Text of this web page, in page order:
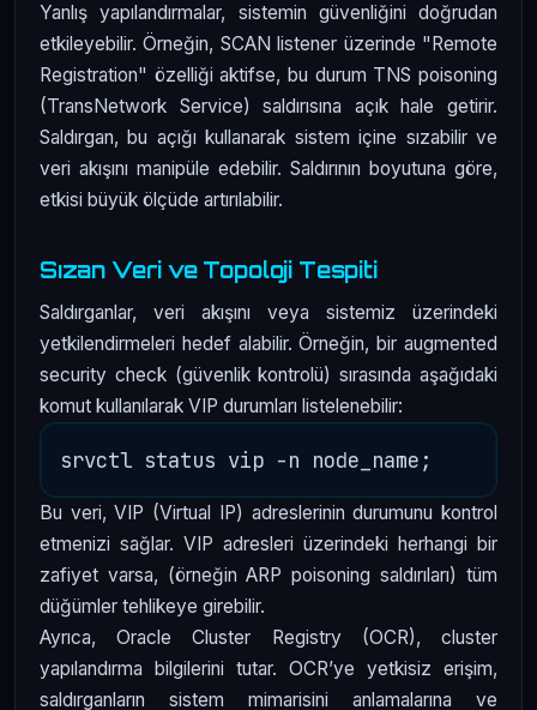
Yanlış yapılandırmalar, sistemin güvenliğini doğrudan
etkileyebilir. Örneğin, SCAN listener üzerinde "Remote
Registration" özelliği aktifse, bu durum TNS poisoning
(TransNetwork Service) saldırısına açık hale getirir.
Saldırgan, bu açığı kullanarak sistem içine sızabilir ve
veri akışını manipüle edebilir. Saldırının boyutuna göre,
etkisi büyük ölçüde artırılabilir.
Sızan Veri ve Topoloji Tespiti
Saldırganlar, veri akışını veya sistemiz üzerindeki
yetkilendirmeleri hedef alabilir. Örneğin, bir augmented
security check (güvenlik kontrolü) sırasında aşağıdaki
komut kullanılarak VIP durumları listelenebilir:
Bu veri, VIP (Virtual IP) adreslerinin durumunu kontrol
etmenizi sağlar. VIP adresleri üzerindeki herhangi bir
zafiyet varsa, (örneğin ARP poisoning saldırıları) tüm
düğümler tehlikeye girebilir.
Ayrıca, Oracle Cluster Registry (OCR), cluster
yapılandırma bilgilerini tutar. OCR’ye yetkisiz erişim,
saldırganların sistem mimarisini anlamalarına ve